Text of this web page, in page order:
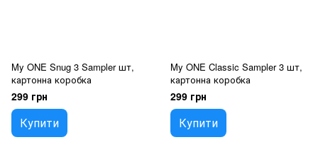
My ONE Snug 3 Sampler шт,
картонна коробка
299 грн
Купити
My ONE Classic Sampler 3 шт,
картонна коробка
299 грн
Купити